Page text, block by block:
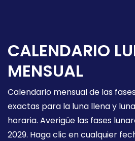
CALENDARIO
MENSUAL
Calendario mensual de las
exactas para la luna llena y
horaria. Averigüe las fases
2029. Haga clic en cualquier